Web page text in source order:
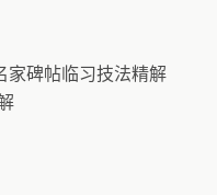
碑帖临习技法精解